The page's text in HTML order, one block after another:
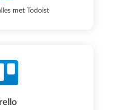
met Todoist